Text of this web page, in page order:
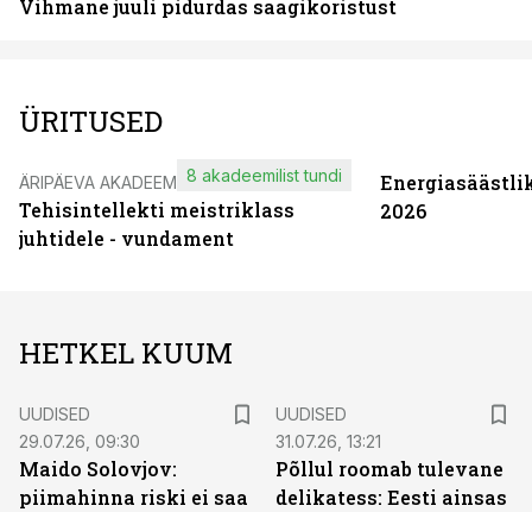
Vihmane juuli pidurdas saagikoristust
ÜRITUSED
ÄRIPÄEVA AKADEEMIA
Tehisintellekti meistriklass
juhtidele - vundament
8 akadeemilist tundi
2026
HETKEL KUUM
UUDISED
29.07.26, 09:30
Maido Solovjov:
piimahinna riski ei saa
UUDISED
31.07.26, 13:21
Põllul roomab tulevane
delikatess: Eesti ainsas